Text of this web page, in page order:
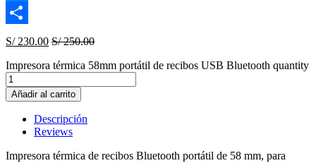
Messenger
Compartir
S/230.00 S/250.00
Impresora térmica 58mm portátil de recibos USB Bluetooth quantity
Añadir al carrito
Descripción
Reviews
Impresora térmica de recibos Bluetooth portátil de 58 mm, para